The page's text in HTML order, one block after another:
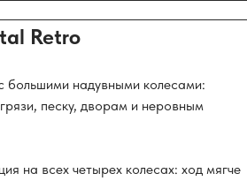
Retro
большими надувными колесами:
песку, дворам и неровным
на всех четырех колесах: ход мягче